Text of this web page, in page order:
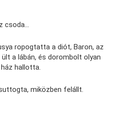
csoda…
ropogtatta a diót, Baron, az
a lábán, és dorombolt olyan
hallotta.
miközben felállt.